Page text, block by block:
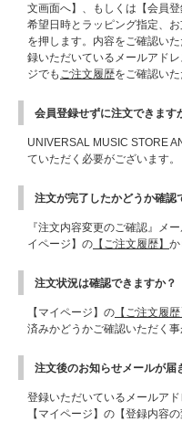
文画面へ】、もしくは【会員
希望日時とラッピング指定、
を押します。内容をご確認い
録いただいているメールアド
ジでも ご注文履歴をご確認いた
会員登録せずに注文できます
UNIVERSAL MUSIC STORE
ていただく必要がございます。
注文が完了したかどうか確認
『注文内容変更のご確認』メ
イページ】の 【ご注文履歴】 か
注文状況は確認できますか？
【マイページ】の 【ご注文履歴
済みかどうかご確認いただく事
注文後のお知らせメールが届
登録いただいているメールア
【マイページ】の【登録内容